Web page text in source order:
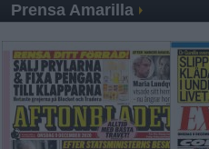
Prensa Amarilla